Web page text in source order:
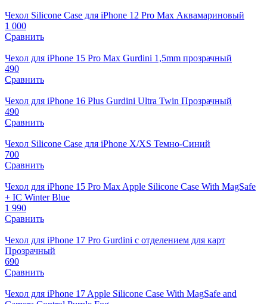
Чехол Silicone Case для iPhone 12 Pro Max Аквамариновый
1 000
Сравнить
Чехол для iPhone 15 Pro Max Gurdini 1,5mm прозрачный
490
Сравнить
Чехол для iPhone 16 Plus Gurdini Ultra Twin Прозрачный
490
Сравнить
Чехол Silicone Case для iPhone X/XS Темно-Синий
700
Сравнить
Чехол для iPhone 15 Pro Max Apple Silicone Case With MagSafe
+ IC Winter Blue
1 990
Сравнить
Чехол для iPhone 17 Pro Gurdini с отделением для карт
Прозрачный
690
Сравнить
Чехол для iPhone 17 Apple Silicone Case With MagSafe and